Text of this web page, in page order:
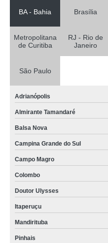
funil de separação comprar Araguari
funil de laboratório comprar Contenda
funil comum venda Itapecerica da
funil laboratório Quitandinha
funil de vidro função São Gonçalo
onde vende funil de separação
sob encomenda funil de haste longa
funil de separação decantação Lapa
funil comum Osasco
BA - Bahia Brasília
Metropolitana
de Curitiba
RJ - Rio de
Janeiro
São Paulo
Adrianópolis
Almirante Tamandaré
Balsa Nova
Campina Grande do Sul
Campo Magro
Colombo
Doutor Ulysses
Itaperuçu
Mandirituba
Pinhais